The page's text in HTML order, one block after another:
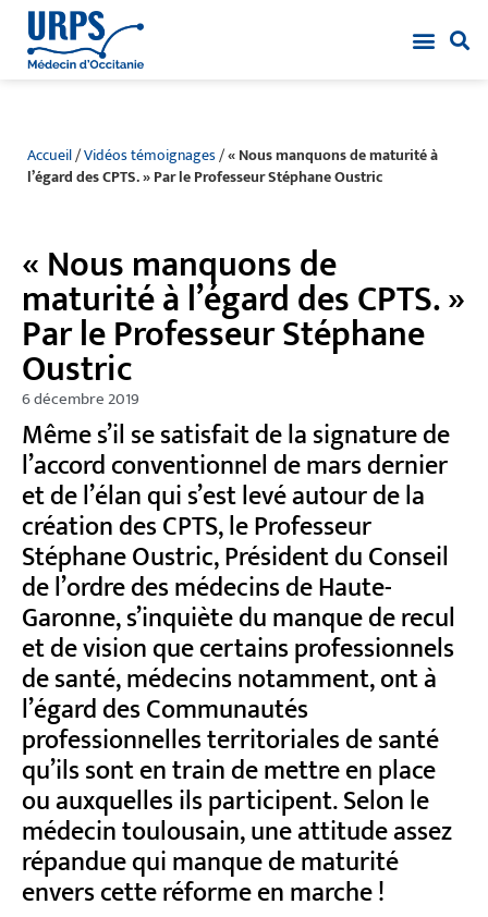
Accueil/Vidéos témoignages/« Nous manquons de maturité à
l’égard des CPTS. » Par le Professeur Stéphane Oustric
« Nous manquons de
maturité à l’égard des CPTS. »
Par le Professeur Stéphane
Oustric
6 décembre 2019
Même s’il se satisfait de la signature de
l’accord conventionnel de mars dernier
et de l’élan qui s’est levé autour de la
création des CPTS, le Professeur
Stéphane Oustric, Président du Conseil
de l’ordre des médecins de Haute-
Garonne, s’inquiète du manque de recul
et de vision que certains professionnels
de santé, médecins notamment, ont à
l’égard des Communautés
professionnelles territoriales de santé
qu’ils sont en train de mettre en place
ou auxquelles ils participent. Selon le
médecin toulousain, une attitude assez
répandue qui manque de maturité
envers cette réforme en marche !